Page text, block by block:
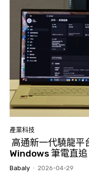
產業科技
高通新一代驍龍
Windows 筆電直
Babaly - 2026-04-29